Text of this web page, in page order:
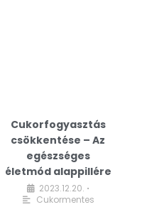
Cukorfogyasztás
csökkentése – Az
egészséges
életmód alappillére
2023.12.20. •
Cukormentes